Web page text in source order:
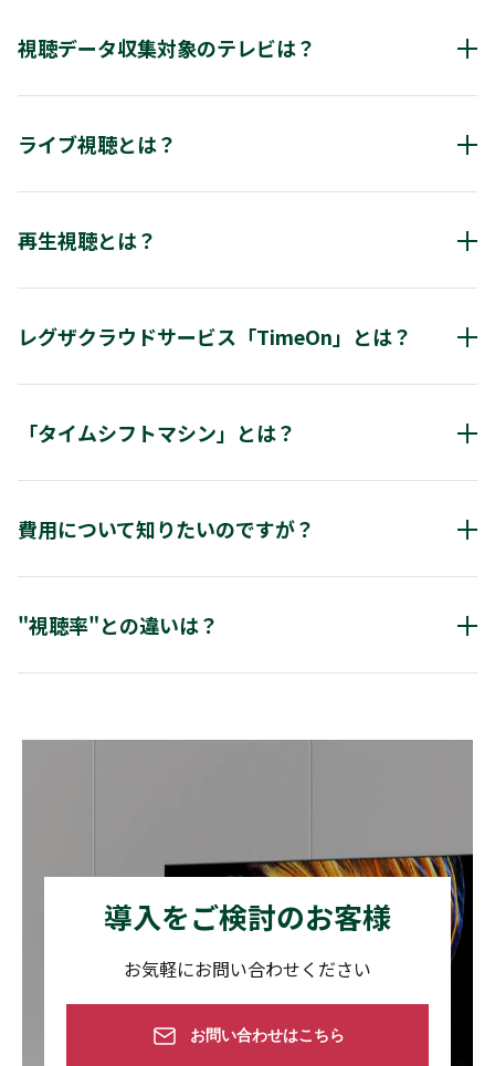
視聴データ収集対象のテレビは？
X9900R／X8900R／Z990R／Z970R／Z875R／Z870R／
Z770R／Z670R／X9900N／X8900N／Z970N／Z870N／
Z770N／Z670N／M550N／E350N／V35N／X9900M／
Z875L／Z870L／Z770L／Z670L／Z570L／M550L／
Z740XS／X9400／X8400／Z740X／M540X／C340X／
C350X／V34／X930／X830／Z730X／RZ630X／M530X／
X920／Z720X／BM620X／M520X／X910／Z810X／
／Z8X／Z8／J8／Z7／J7シリーズ
（2026年1月末現在）
ライブ視聴とは？
再生視聴とは？
番組を視聴することです。
レグザクラウドサービス「TimeOn」とは？
す。対象のレグザテレビをネットワークに接続することで
ご利用いただけます。
「タイムシフトマシン」とは？
するため、地デジ6チャンネルを自動録画する機能です。
全録機能とも呼ばれます。
視聴データ収集対象機器の内、以下の機種で対応していま
※タイムシフトマシン機能のご利用には、別売のタイムシ
ZX1R／X9900R／Z990R／Z970R／Z875R/Z870R／
（2026年1月末現在）
費用について知りたいのですが？
わせフォームからお気軽にお問い合わせください。
"視聴率"との違いは？
を見ているのか？」を数値化したものです。例えば、ある
一方で、東芝テレビ視聴データは、視聴データの取得に許
諾いただいたネットワーク対応レグザが母集団です。その
世帯にある他のテレビは考慮しません。また、テレビ利用
結果として、数値は一致しません。世帯を考慮しないため
数値が小さくなり、とりわけ高齢層が好むとされる番組で
導入をご検討のお客様
お気軽にお問い合わせください
お問い合わせはこちら